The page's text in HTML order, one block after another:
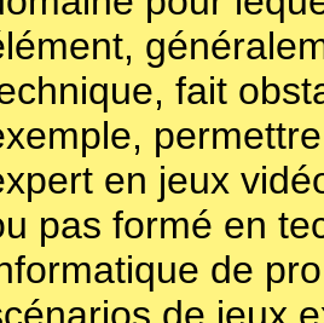
fait
en jeux
pas formé en
de